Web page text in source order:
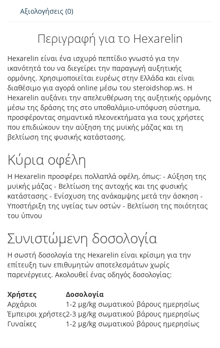
Αξιολογήσεις (0)
Περιγραφή για το Hexarelin
Hexarelin είναι ένα ισχυρό πεπτίδιο γνωστό για την
ικανότητά του να διεγείρει την παραγωγή αυξητικής
ορμόνης. Χρησιμοποιείται ευρέως στην Ελλάδα και είναι
διαθέσιμο για αγορά online μέσω του steroidshop.ws. Η
Hexarelin αυξάνει την απελευθέρωση της αυξητικής ορμόνης
μέσω της δράσης της στο υποθαλάμιο-υπόφυση σύστημα,
προσφέροντας σημαντικά πλεονεκτήματα για τους χρήστες
που επιδιώκουν την αύξηση της μυϊκής μάζας και τη
βελτίωση της φυσικής κατάστασης.
Κύρια οφέλη
Η Hexarelin προσφέρει πολλαπλά οφέλη, όπως: - Αύξηση της
μυϊκής μάζας - Βελτίωση της αντοχής και της φυσικής
κατάστασης - Ενίσχυση της ανάκαμψης μετά την άσκηση -
Υποστήριξη της υγείας των οστών - Βελτίωση της ποιότητας
του ύπνου
Συνιστώμενη δοσολογία
Η σωστή δοσολογία της Hexarelin είναι κρίσιμη για την
επίτευξη των επιθυμητών αποτελεσμάτων χωρίς
παρενέργειες. Ακολουθεί ένας οδηγός δοσολογίας:
Χρήστες
Δοσολογία
Αρχάριοι
1-2 μg/kg σωματικού βάρους ημερησίως
Έμπειροι χρήστες2-3 μg/kg σωματικού βάρους ημερησίως
Γυναίκες
1-2 μg/kg σωματικού βάρους ημερησίως